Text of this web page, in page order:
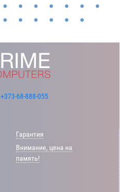
+373-68-888-055
Гарантия
Внимание, цена на
память!